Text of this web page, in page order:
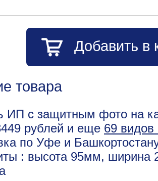
Добавить в
товара
ИП с защитным фото на
рублей и еще 69
по Уфе и
: высота 95мм, ширина